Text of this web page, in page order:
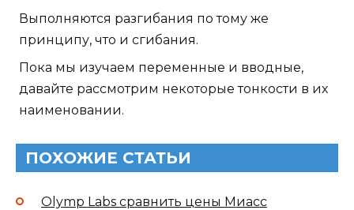
Выполняются разгибания по тому же
принципу, что и сгибания.
Пока мы изучаем переменные и вводные,
давайте рассмотрим некоторые тонкости в их
наименовании.
ПОХОЖИЕ СТАТЬИ
Olymp Labs сравнить цены Миасс